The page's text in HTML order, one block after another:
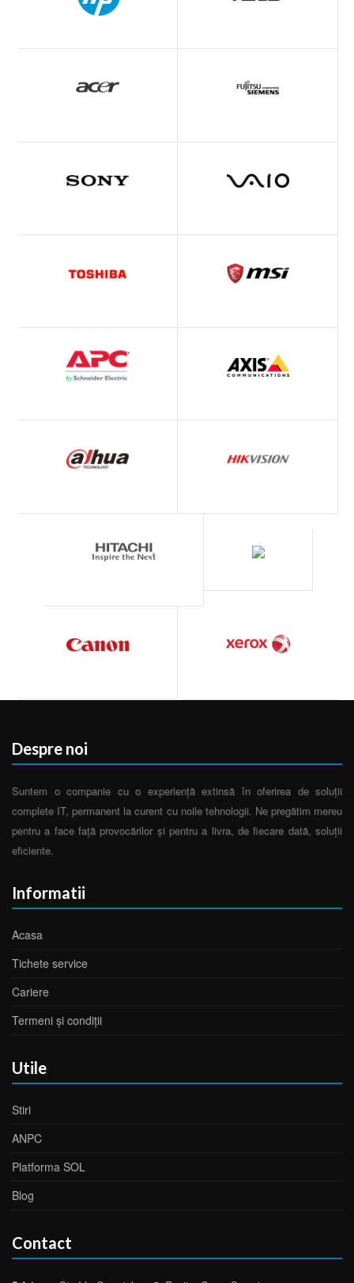
Despre noi
Suntem o companie cu o experiență extinsă în oferirea de soluții
complete IT, permanent la curent cu noile tehnologii. Ne pregătim mereu
pentru a face față provocărilor și pentru a livra, de fiecare dată, soluții
eficiente.
Informatii
Acasa
Tichete service
Cariere
Termeni și condiții
Utile
Stiri
ANPC
Platforma SOL
Blog
Contact